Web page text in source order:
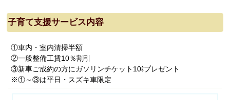
子育て支援サービス内容
①車内・室内清掃半額
②一般整備工賃10％割引
③新車ご成約の方にガソリンチケット10ℓプレゼント
※①～③は平日・スズキ車限定